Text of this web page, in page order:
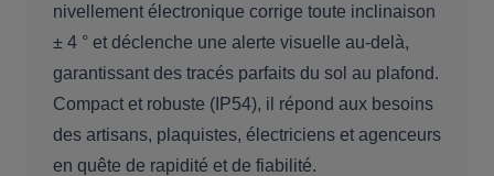
nivellement électronique corrige toute inclinaison
± 4 ° et déclenche une alerte visuelle au-delà,
garantissant des tracés parfaits du sol au plafond.
Compact et robuste (IP54), il répond aux besoins
des artisans, plaquistes, électriciens et agenceurs
en quête de rapidité et de fiabilité.